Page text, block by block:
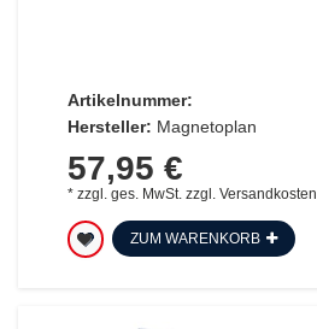
Artikelnummer:
Hersteller: Magnetoplan
57,95 €
* zzgl. ges. MwSt.zzgl. Versandkosten
ZUM WARENKORB